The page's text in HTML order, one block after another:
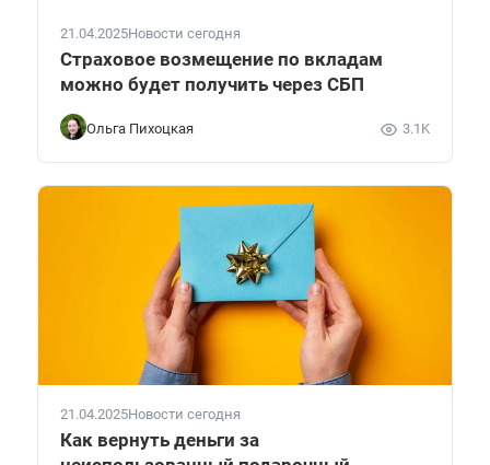
21.04.2025Новости сегодня
Страховое возмещение по вкладам
можно будет получить через СБП
Ольга Пихоцкая 3.1K
21.04.2025Новости сегодня
Как вернуть деньги за